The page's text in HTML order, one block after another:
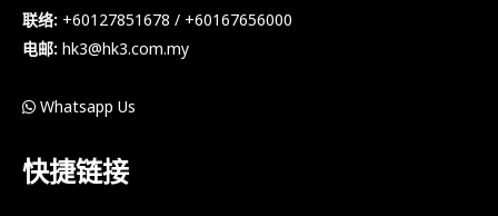
联络: +60127851678 / +60167656000
电邮: hk3@hk3.com.my
Whatsapp Us
快捷链接